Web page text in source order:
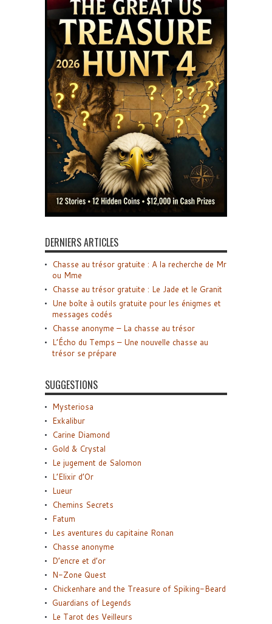
DERNIERS ARTICLES
Chasse au trésor gratuite : A la recherche de Mr
ou Mme
Chasse au trésor gratuite : Le Jade et le Granit
Une boîte à outils gratuite pour les énigmes et
messages codés
Chasse anonyme – La chasse au trésor
L’Écho du Temps – Une nouvelle chasse au
trésor se prépare
SUGGESTIONS
Mysteriosa
Exkalibur
Carine Diamond
Gold & Crystal
Le jugement de Salomon
L’Elixir d’Or
Lueur
Chemins Secrets
Fatum
Les aventures du capitaine Ronan
Chasse anonyme
D’encre et d’or
N-Zone Quest
Chickenhare and the Treasure of Spiking-Beard
Guardians of Legends
Le Tarot des Veilleurs